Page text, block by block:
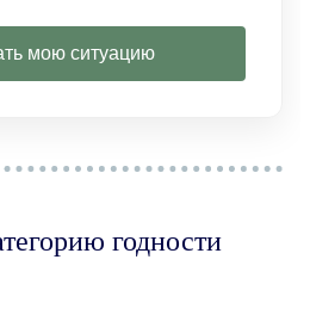
мою ситуацию
годности